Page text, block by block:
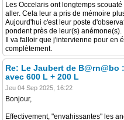
Les Occelaris ont longtemps
aller. Cela leur a pris de mémoire
Aujourd'hui c'est leur poste
pondent près de leur(s) anémone(s).
Il va falloir que j'intervienne pour en
complètement.
Re: Le Jaubert de B@rn@bo
avec 600 L + 200 L
Jeu 04 Sep 2025, 16:22
Bonjour,
Effectivement, "envahissantes" les